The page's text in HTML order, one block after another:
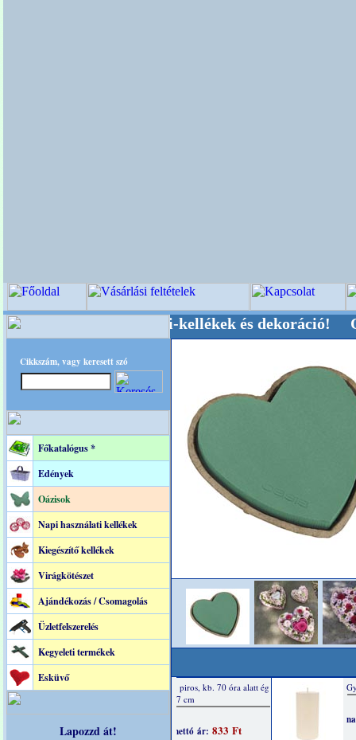
Cikkszám, vagy keresett szó
Főkatalógus *
Edények
Oázisok
Napi használati kellékek
Kiegészítő kellékek
Virágkötészet
Ajándékozás / Csomagolás
Üzletfelszerelés
Kegyeleti termékek
Esküvő
Lapozzd át!
, Kegyeleti-kellékek és dekoráció!